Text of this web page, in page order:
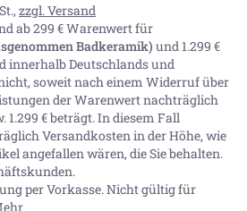
zzgl. Versand
ab 299 € Warenwert für
Badkeramik) und 1.299 €
innerhalb Deutschlands und
soweit nach einem Widerruf über
der Warenwert nachträglich
1.299 € beträgt. In diesem Fall
Versandkosten in der Höhe, wie
angefallen wären, die Sie behalten.
per Vorkasse. Nicht gültig für